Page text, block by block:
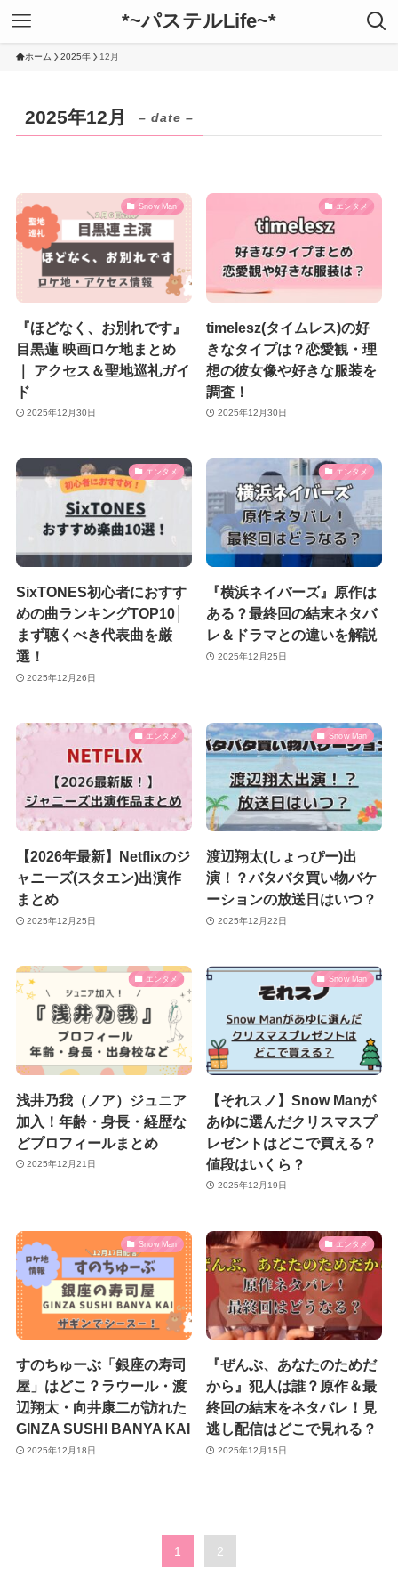
*~パステルLife~*
ホーム 2025年 12月
2025年12月 – date –
Snow Man
『ほどなく、お別れです』
目黒蓮 映画ロケ地まとめ
｜ アクセス＆聖地巡礼ガイ
ド
2025年12月30日
エンタメ
timelesz(タイムレス)の好
きなタイプは？恋愛観・理
想の彼女像や好きな服装を
調査！
2025年12月30日
エンタメ
SixTONES初心者におすす
めの曲ランキングTOP10│
まず聴くべき代表曲を厳
選！
2025年12月26日
エンタメ
『横浜ネイバーズ』原作は
ある？最終回の結末ネタバ
レ＆ドラマとの違いを解説
2025年12月25日
エンタメ
【2026年最新】Netflixのジ
ャニーズ(スタエン)出演作
まとめ
2025年12月25日
Snow Man
渡辺翔太(しょっぴー)出
演！？バタバタ買い物バケ
ーションの放送日はいつ？
2025年12月22日
エンタメ
浅井乃我（ノア）ジュニア
加入！年齢・身長・経歴な
どプロフィールまとめ
2025年12月21日
Snow Man
【それスノ】Snow Manが
あゆに選んだクリスマスプ
レゼントはどこで買える？
値段はいくら？
2025年12月19日
Snow Man
すのちゅーぶ「銀座の寿司
屋」はどこ？ラウール・渡
辺翔太・向井康二が訪れた
GINZA SUSHI BANYA KAI
2025年12月18日
エンタメ
『ぜんぶ、あなたのためだ
から』犯人は誰？原作＆最
終回の結末をネタバレ！見
逃し配信はどこで見れる？
2025年12月15日
1 2